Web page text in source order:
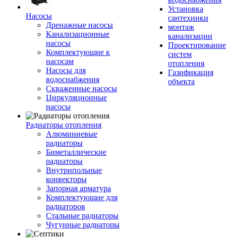
Насосы
Дренажные насосы
Канализационные
насосы
Комплектующие к
насосам
Насосы для
водоснабжения
Скваженные насосы
Циркуляционные
насосы
Радиаторы отопления
Алюминиевые
радиаторы
Биметаллические
радиаторы
Внутрипольные
конвекторы
Запорная арматура
Комплектующие для
радиаторов
Стальные радиаторы
Чугунные радиаторы
Установка
сантехники
монтаж
канализации
Проектирование
систем
отопления
Газификация
объекта